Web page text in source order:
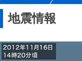
地震情報